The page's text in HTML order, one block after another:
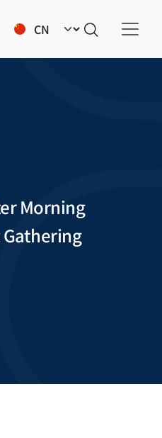
Select your language
Morning